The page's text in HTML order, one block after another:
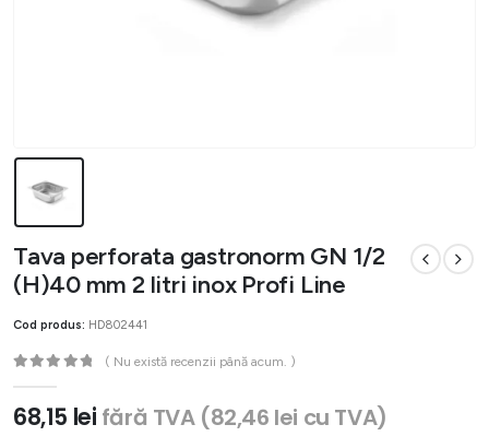
Tava perforata gastronorm GN 1/2
(H)40 mm 2 litri inox Profi Line
Cod produs: HD802441
( Nu există recenzii până acum. )
68,15 lei fără TVA (82,46 lei cu TVA)